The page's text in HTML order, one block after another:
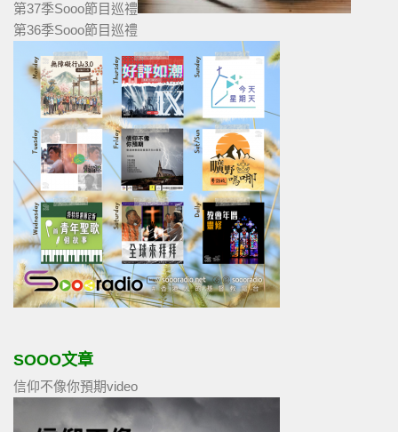
第37季Sooo節目巡禮
第36季Sooo節目巡禮
SOOO文章
信仰不像你預期video